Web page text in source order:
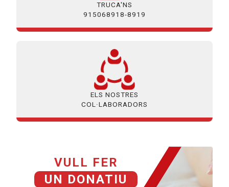
TRUCA'NS
915068918-8919
ELS NOSTRES
COL·LABORADORS
VULL FER
UN DONATIU